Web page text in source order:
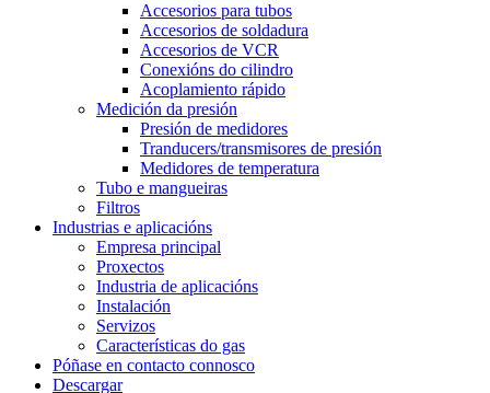
Accesorios para tubos
Accesorios de soldadura
Accesorios de VCR
Conexións do cilindro
Acoplamiento rápido
Medición da presión
Presión de medidores
Tranducers/transmisores de presión
Medidores de temperatura
Tubo e mangueiras
Filtros
Industrias e aplicacións
Empresa principal
Proxectos
Industria de aplicacións
Instalación
Servizos
Características do gas
Póñase en contacto connosco
Descargar